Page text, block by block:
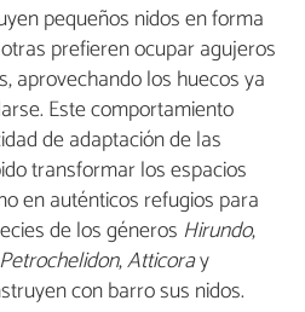
pequeños nidos en forma
prefieren ocupar agujeros
aprovechando los huecos ya
Este comportamiento
de adaptación de las
transformar los espacios
en auténticos refugios para
de los géneros Hirundo,
Petrochelidon,Atticoray
con barro sus nidos.